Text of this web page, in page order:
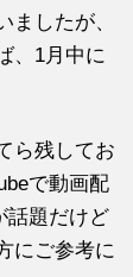
ましたが、
、1月中に
ら残してお
で動画配
話題だけど
にご参考に